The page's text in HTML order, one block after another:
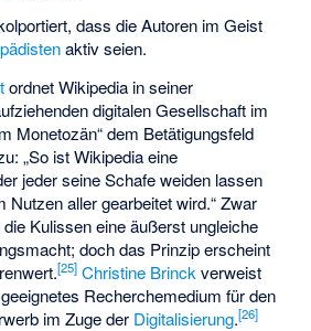
dass die Autoren im Geist
aktiv seien.
ordnet Wikipedia in seiner
digitalen Gesellschaft im
Monetozän“ dem Betätigungsfeld
„So ist Wikipedia eine
jeder seine Schafe weiden lassen
Nutzen aller gearbeitet wird.“ Zwar
Kulissen eine äußerst ungleiche
doch das Prinzip erscheint
[25] Christine Brinck verweist
Recherchemedium für den
im Zuge der Digitalisierung.[26]